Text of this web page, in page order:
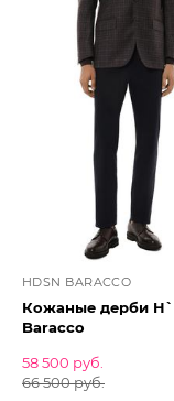
HDSN BARACCO
Кожаные дерби
Baracco
58 500 руб.
66 500 руб.